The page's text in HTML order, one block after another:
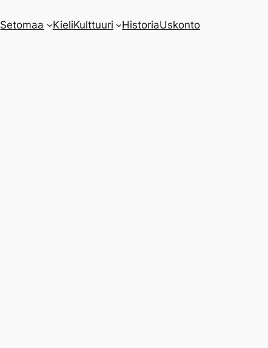
Setomaa KieliKulttuuri HistoriaUskonto